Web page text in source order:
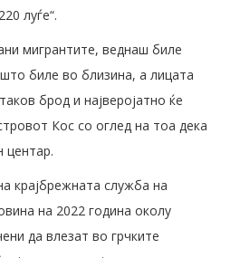
луѓе“.
мигрантите, веднаш биле
биле во близина, а лицата
брод и најверојатно ќе
Кос со оглед на тоа дека
центар.
крајбрежната служба на
на 2022 година околу
да влезат во грчките